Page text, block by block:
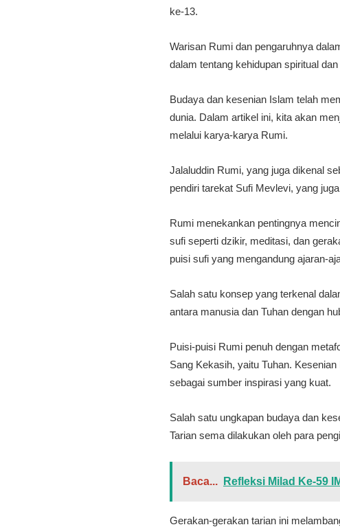
ke-13.
Warisan Rumi dan pengaruhnya
dalam tentang kehidupan spiritual
Budaya dan kesenian Islam telah
dunia. Dalam artikel ini, kita akan
melalui karya-karya Rumi.
Jalaluddin Rumi, yang juga dikenal
pendiri tarekat Sufi Mevlevi, yang
Rumi menekankan pentingnya
sufi seperti dzikir, meditasi, dan
puisi sufi yang mengandung ajaran-
Salah satu konsep yang terkenal
antara manusia dan Tuhan dengan
Puisi-puisi Rumi penuh dengan
Sang Kekasih, yaitu Tuhan.
sebagai sumber inspirasi yang kuat.
Salah satu ungkapan budaya dan
Tarian sema dilakukan oleh para
Baca... Refleksi Milad Ke-59
Gerakan-gerakan tarian ini